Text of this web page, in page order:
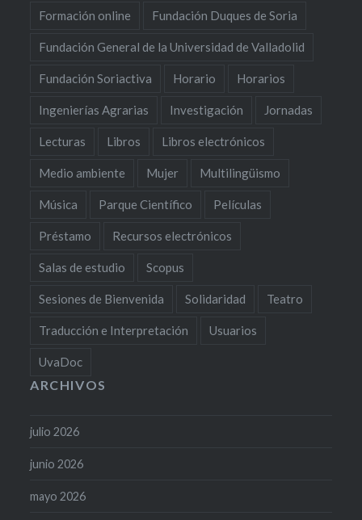
Formación online Fundación Duques de Soria
Fundación General de la Universidad de Valladolid
Fundación Soriactiva Horario Horarios
Ingenierías Agrarias Investigación Jornadas
Lecturas Libros Libros electrónicos
Medio ambiente Mujer Multilingüismo
Música Parque Científico Películas
Préstamo Recursos electrónicos
Salas de estudio Scopus
Sesiones de Bienvenida Solidaridad Teatro
Traducción e Interpretación Usuarios
UvaDoc
ARCHIVOS
julio 2026
junio 2026
mayo 2026